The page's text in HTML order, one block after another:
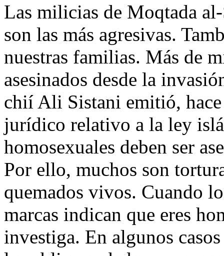
Las milicias de Moqtada
son las más agresivas.
nuestras familias. Más de
asesinados desde la
chií Ali Sistani emitió,
jurídico relativo a la ley
homosexuales deben ser
Por ello, muchos son
quemados vivos. Cuando
marcas indican que eres
investiga. En algunos